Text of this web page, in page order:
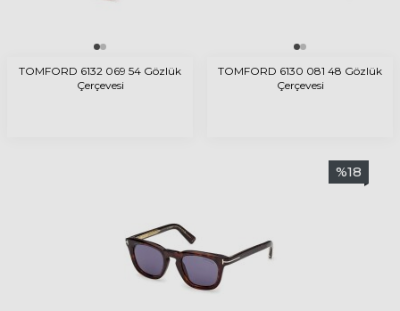
TOMFORD 6132 069 54 Gözlük
Çerçevesi
TOMFORD 6130 081 48 Gözlük
Çerçevesi
%18